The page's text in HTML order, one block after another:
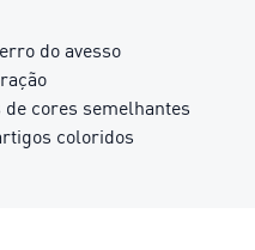
do avesso
cores semelhantes
coloridos